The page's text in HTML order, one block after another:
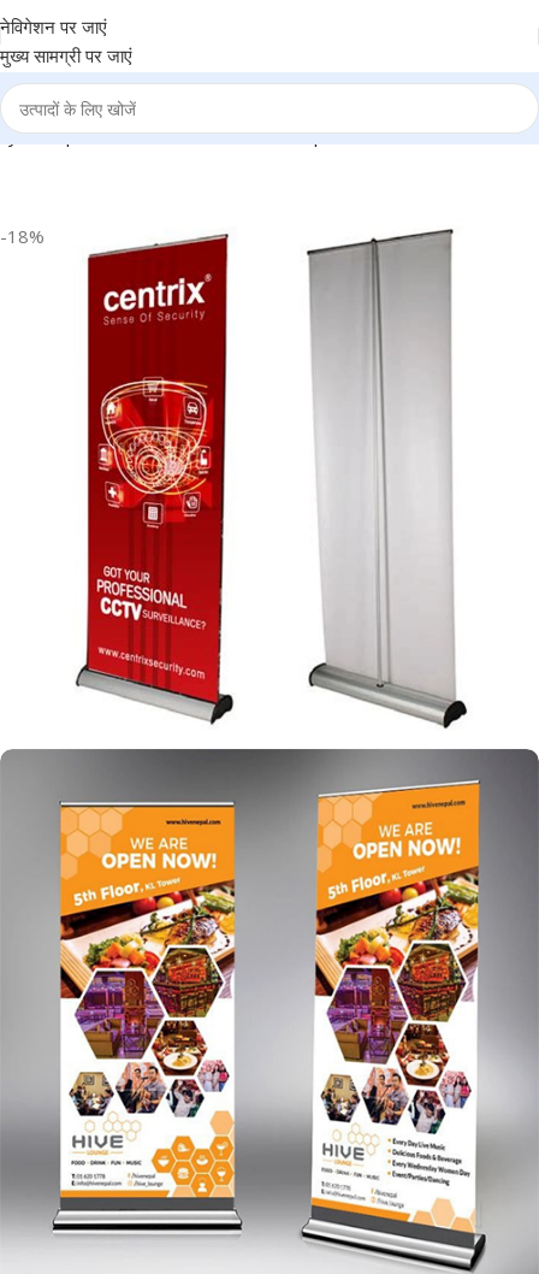
नेविगेशन पर जाएं
मुख्य सामग्री पर जाएं
– Corporate, Events, Business and personal use – BG-SDY001
-18%